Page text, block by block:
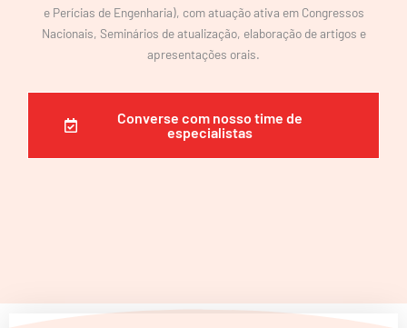
e Perícias de Engenharia), com atuação ativa em Congressos
Nacionais, Seminários de atualização, elaboração de artigos e
apresentações orais.
Converse com nosso time de
especialistas